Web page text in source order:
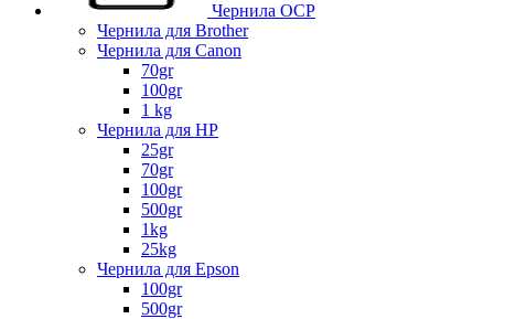
Чернила OCP
Чернила для Brother
Чернила для Canon
70gr
100gr
1 kg
Чернила для HP
25gr
70gr
100gr
500gr
1kg
25kg
Чернила для Epson
100gr
500gr